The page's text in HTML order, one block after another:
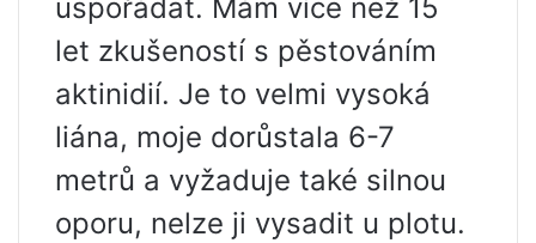
uspořádat. Mám více než 15
let zkušeností s pěstováním
aktinidií. Je to velmi vysoká
liána, moje dorůstala 6-7
metrů a vyžaduje také silnou
oporu, nelze ji vysadit u plotu.